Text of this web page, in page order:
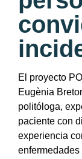
El proyecto
Eugènia
politóloga,
paciente con
experiencia